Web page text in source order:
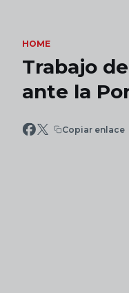
HOME
Trabajo
ante la
Copiar enlace